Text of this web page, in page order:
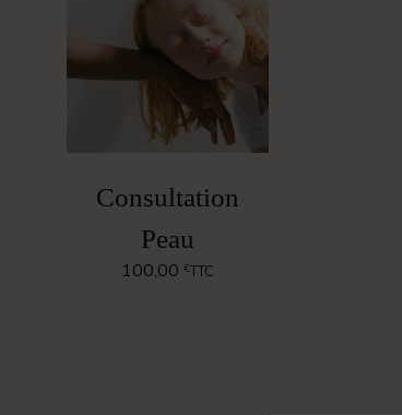
Consultation
Peau
100,00 €TTC